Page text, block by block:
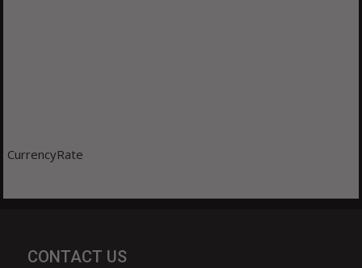
CurrencyRate
CONTACT US